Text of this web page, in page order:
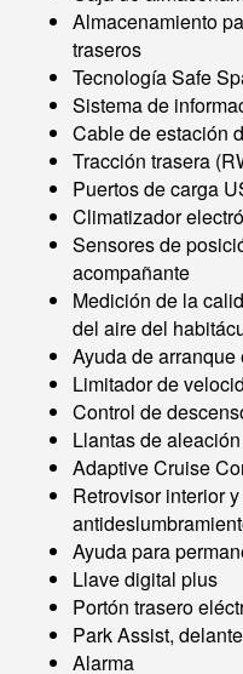
Almacenamiento
traseros
Tecnología Safe
Sistema de
Cable de estación
Tracción trasera
Puertos de carga
Climatizador
Sensores de
acompañante
Medición de la
del aire del
Ayuda de
Limitador de
Control de
Llantas de
Adaptive Cruise
Retrovisor interior
Ayuda para
Llave digital plus
Portón trasero
Park Assist,
Alarma